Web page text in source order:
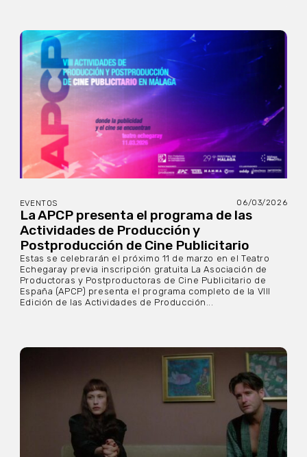
EVENTOS 06/03/2026
La APCP presenta el programa de las
Actividades de Producción y
Postproducción de Cine Publicitario
Estas se celebrarán el próximo 11 de marzo en el Teatro
Echegaray previa inscripción gratuita La Asociación de
Productoras y Postproductoras de Cine Publicitario de
España (APCP) presenta el programa completo de la VIII
Edición de las Actividades de Producción...